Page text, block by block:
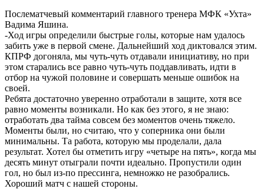
Послематчевый комментарий главного тренера МФК «Ухта»
Вадима Яшина.
-Ход игры определили быстрые голы, которые нам удалось
забить уже в первой смене. Дальнейший ход диктовался этим.
КПРФ догоняла, мы чуть-чуть отдавали инициативу, но при
этом старались все равно чуть-чуть поддавливать, идти в
отбор на чужой половине и совершать меньше ошибок на
своей.
Ребята достаточно уверенно отработали в защите, хотя все
равно моменты возникали. Но как без этого, я не знаю:
отработать два тайма совсем без моментов очень тяжело.
Моменты были, но считаю, что у соперника они были
минимальны. Та работа, которую мы проделали, дала
результат. Хотел бы отметить игру «четыре на пять», когда мы
десять минут отыграли почти идеально. Пропустили один
гол, но был из-по прессинга, немножко не разобрались.
Хороший матч с нашей стороны.